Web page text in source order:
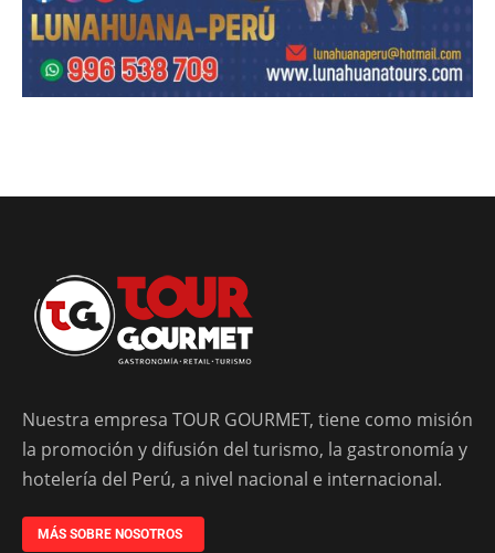
Nuestra empresa TOUR GOURMET, tiene como misión
la promoción y difusión del turismo, la gastronomía y
hotelería del Perú, a nivel nacional e internacional.
MÁS SOBRE NOSOTROS